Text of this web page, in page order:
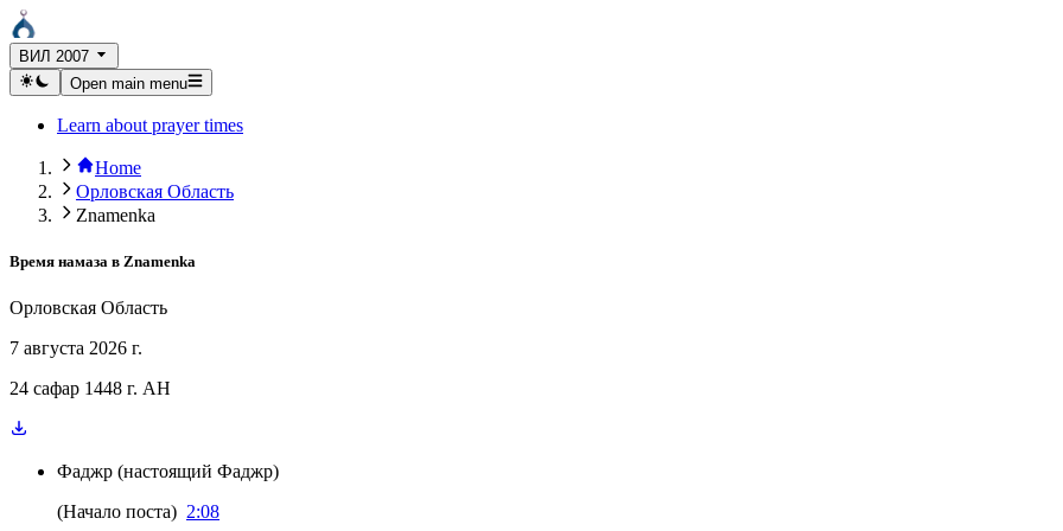
ВИЛ 2007
Open main menu
Learn about prayer times
Home
Орловская Область
Znamenka
Время намаза в Znamenka
Орловская Область
7 августа 2026 г.
24 сафар 1448 г. AH
Фаджр (настоящий Фаджр)
(Начало поста) 2:08